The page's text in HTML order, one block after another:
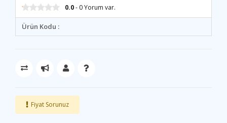
0.0- 0 Yorum var.
Ürün Kodu :
Fiyat Sorunuz